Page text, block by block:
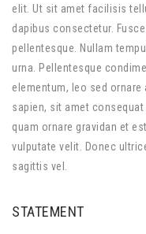
elit. Ut sit amet facilisis
dapibus consectetur.
pellentesque. Nullam
urna. Pellentesque
elementum, leo sed
sapien, sit amet
quam ornare gravidan et
vulputate velit. Donec
sagittis vel.
STATEMENT